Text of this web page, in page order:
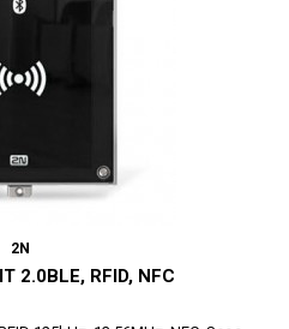
2N
2.0BLE, RFID, NFC